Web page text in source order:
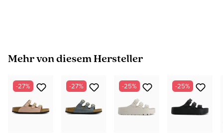
Produktgalerie überspringen
Mehr von diesem Hersteller
-27% -27% -25% -25%